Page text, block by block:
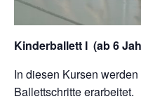
Kinderballett I (ab 6
In diesen Kursen
Ballettschritte erarbeitet.